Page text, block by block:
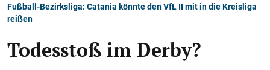
Fußball-Bezirksliga: Catania könnte den VfL II mit in die Kreisliga
reißen
Todesstoß im Derby?